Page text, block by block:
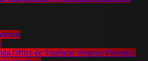
Office de Tourisme Ventoux Provence